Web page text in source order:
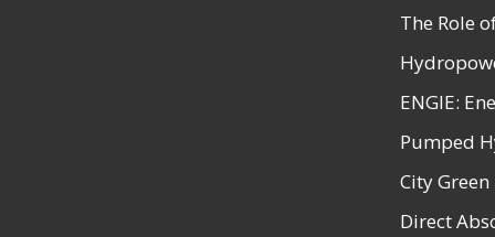
The Role
ENGIE:
Pumped
City
Direct